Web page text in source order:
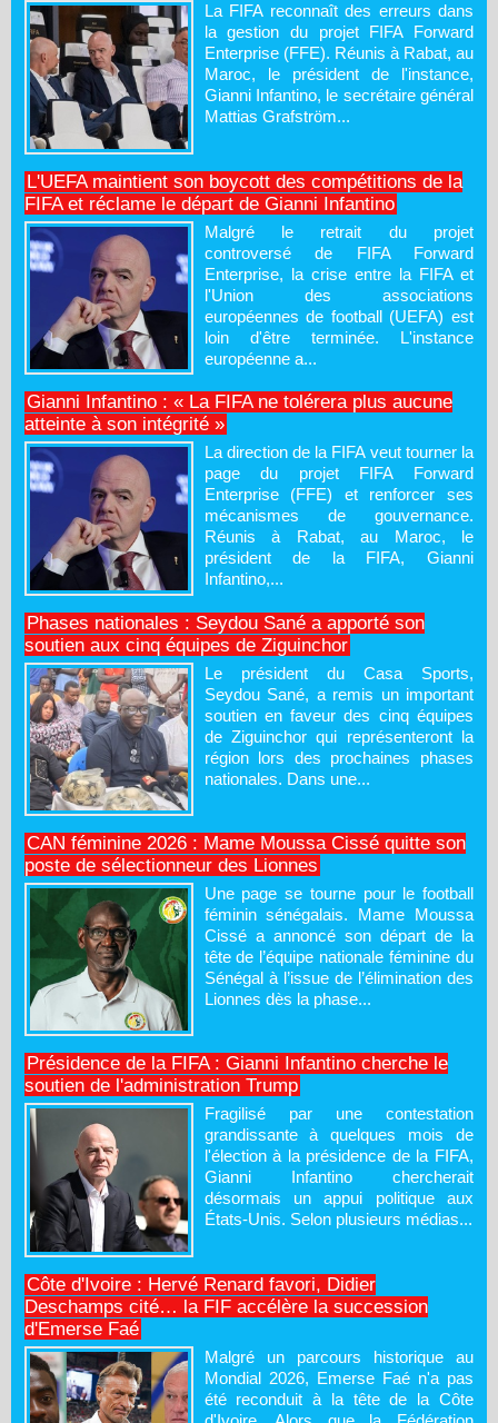
La FIFA reconnaît des erreurs dans
la gestion du projet FIFA Forward
Enterprise (FFE). Réunis à Rabat, au
Maroc, le président de l'instance,
Gianni Infantino, le secrétaire général
Mattias Grafström...
L'UEFA maintient son boycott des compétitions de la
FIFA et réclame le départ de Gianni Infantino
Malgré le retrait du projet
controversé de FIFA Forward
Enterprise, la crise entre la FIFA et
l'Union des associations
européennes de football (UEFA) est
loin d'être terminée. L'instance
européenne a...
Gianni Infantino : « La FIFA ne tolérera plus aucune
atteinte à son intégrité »
La direction de la FIFA veut tourner la
page du projet FIFA Forward
Enterprise (FFE) et renforcer ses
mécanismes de gouvernance.
Réunis à Rabat, au Maroc, le
président de la FIFA, Gianni
Infantino,...
Phases nationales : Seydou Sané a apporté son
soutien aux cinq équipes de Ziguinchor
Le président du Casa Sports,
Seydou Sané, a remis un important
soutien en faveur des cinq équipes
de Ziguinchor qui représenteront la
région lors des prochaines phases
nationales. Dans une...
CAN féminine 2026 : Mame Moussa Cissé quitte son
poste de sélectionneur des Lionnes
Une page se tourne pour le football
féminin sénégalais. Mame Moussa
Cissé a annoncé son départ de la
tête de l’équipe nationale féminine du
Sénégal à l’issue de l’élimination des
Lionnes dès la phase...
Présidence de la FIFA : Gianni Infantino cherche le
soutien de l'administration Trump
Fragilisé par une contestation
grandissante à quelques mois de
l'élection à la présidence de la FIFA,
Gianni Infantino chercherait
désormais un appui politique aux
États-Unis. Selon plusieurs médias...
Côte d'Ivoire : Hervé Renard favori, Didier
Deschamps cité… la FIF accélère la succession
d'Emerse Faé
Malgré un parcours historique au
Mondial 2026, Emerse Faé n'a pas
été reconduit à la tête de la Côte